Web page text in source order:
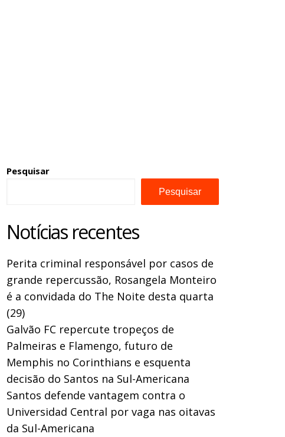
Pesquisar
Pesquisar
Notícias recentes
Perita criminal responsável por casos de
grande repercussão, Rosangela Monteiro
é a convidada do The Noite desta quarta
(29)
Galvão FC repercute tropeços de
Palmeiras e Flamengo, futuro de
Memphis no Corinthians e esquenta
decisão do Santos na Sul-Americana
Santos defende vantagem contra o
Universidad Central por vaga nas oitavas
da Sul-Americana